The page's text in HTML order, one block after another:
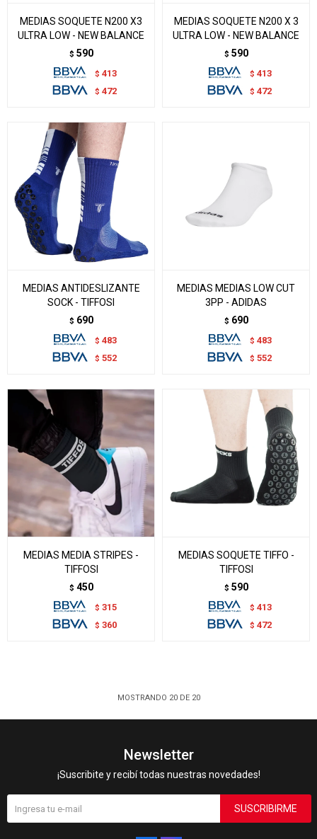
MEDIAS SOQUETE N200 X3
ULTRA LOW - NEW BALANCE
$ 590
$ 413
$ 472
MEDIAS SOQUETE N200 X 3
ULTRA LOW - NEW BALANCE
$ 590
$ 413
$ 472
MEDIAS ANTIDESLIZANTE
SOCK - TIFFOSI
$ 690
$ 483
$ 552
MEDIAS MEDIAS LOW CUT
3PP - ADIDAS
$ 690
$ 483
$ 552
MEDIAS MEDIA STRIPES -
TIFFOSI
$ 450
$ 315
$ 360
MEDIAS SOQUETE TIFFO -
TIFFOSI
$ 590
$ 413
$ 472
MOSTRANDO 20DE 20
Newsletter
¡Suscribite y recibí todas nuestras novedades!
SUSCRIBIRME